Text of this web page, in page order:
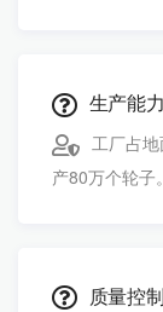
生产能力
工厂占
产80万个轮子
质量控制